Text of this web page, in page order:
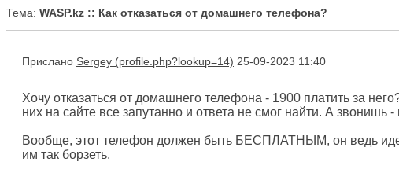
Тема: WASP.kz :: Как отказаться от домашнего телефона?
Прислано Sergey 25-09-2023 11:40
Хочу отказаться от домашнего телефона - 1900 платить за
них на сайте все запутанно и ответа не смог найти. А звонишь
Вообще, этот телефон должен быть БЕСПЛАТНЫМ, он ведь идет
им так борзеть.